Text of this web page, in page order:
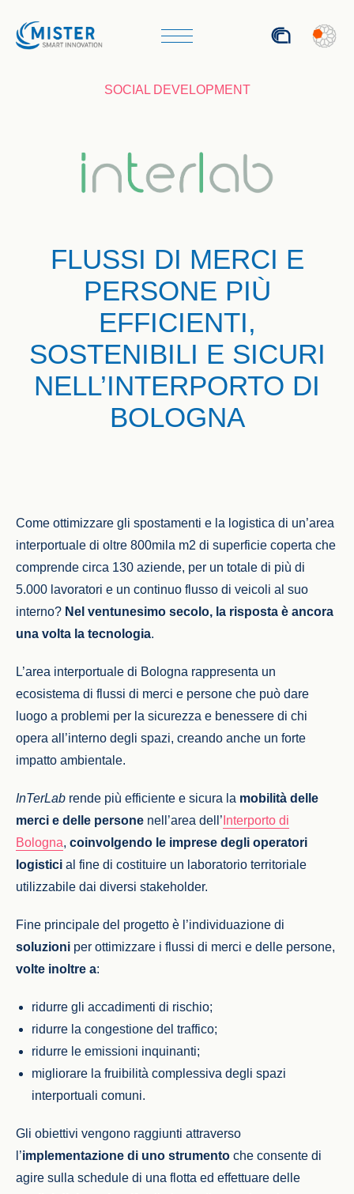
SOCIAL DEVELOPMENT
FLUSSI DI MERCI E
PERSONE PIÙ
EFFICIENTI,
SOSTENIBILI E SICURI
NELL’INTERPORTO DI
BOLOGNA
Come ottimizzare gli spostamenti e la logistica di un’area
interportuale di oltre 800mila m2 di superficie coperta che
comprende circa 130 aziende, per un totale di più di
5.000 lavoratori e un continuo flusso di veicoli al suo
interno? Nel ventunesimo secolo, la risposta è ancora
una volta la tecnologia.
L’area interportuale di Bologna rappresenta un
ecosistema di flussi di merci e persone che può dare
luogo a problemi per la sicurezza e benessere di chi
opera all’interno degli spazi, creando anche un forte
impatto ambientale.
InTerLab rende più efficiente e sicura la mobilità delle
merci e delle persone nell’area dell’ Interporto di
Bologna, coinvolgendo le imprese degli operatori
logistici al fine di costituire un laboratorio territoriale
utilizzabile dai diversi stakeholder.
Fine principale del progetto è l’individuazione di
soluzioni per ottimizzare i flussi di merci e delle persone,
volte inoltre a:
ridurre gli accadimenti di rischio;
ridurre la congestione del traffico;
ridurre le emissioni inquinanti;
migliorare la fruibilità complessiva degli spazi
interportuali comuni.
Gli obiettivi vengono raggiunti attraverso
l’implementazione di uno strumento che consente di
agire sulla schedule di una flotta ed effettuare delle